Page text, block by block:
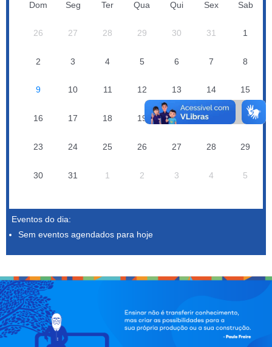
Dom Seg Ter Qua Qui Sex Sab
26 27 28 29 30 31 1
2 3 4 5 6 7 8
9 10 11 12 13 14 15
16 17 18 19 20 21 22
23 24 25 26 27 28 29
30 31 1 2 3 4 5
Eventos do dia:
Sem eventos agendados para hoje